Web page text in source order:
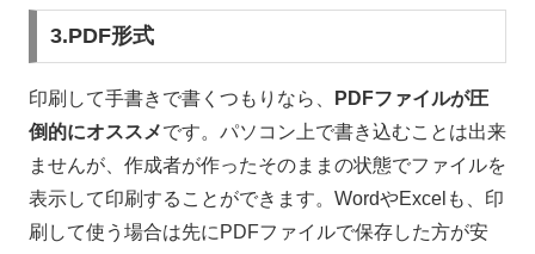
3.PDF形式
印刷して手書きで書くつもりなら、
PDFファイルが圧
倒的にオススメです。パソコン上で書き込むことは出来
ませんが、作成者が作ったそのままの状態でファイルを
表示して印刷することができます。 WordやExcel も、印
刷して使う場合は先に PDFファイルで保存した方が安